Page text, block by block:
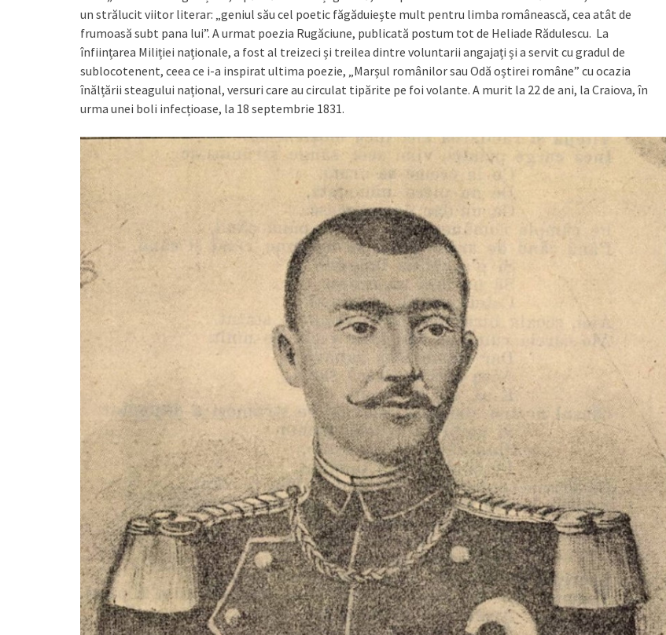
un strălucit viitor literar: „geniul său cel poetic făgăduiește mult pentru limba românească, cea atât de
frumoasă subt pana lui”. A urmat poezia Rugăciune, publicată postum tot de Heliade Rădulescu. La
înființarea Miliției naționale, a fost al treizeci și treilea dintre voluntarii angajați și a servit cu gradul de
sublocotenent, ceea ce i-a inspirat ultima poezie, „Marșul românilor sau Odă oștirei române” cu ocazia
înălțării steagului național, versuri care au circulat tipărite pe foi volante. A murit la 22 de ani, la Craiova, în
urma unei boli infecțioase, la 18 septembrie 1831.